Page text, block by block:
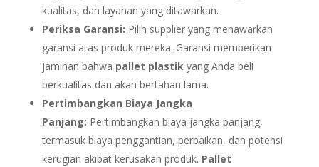
kualitas, dan layanan yang ditawarkan.
Periksa Garansi: Pilih supplier yang menawarkan
garansi atas produk mereka. Garansi memberikan
jaminan bahwa pallet plastikyang Anda beli
berkualitas dan akan bertahan lama.
Pertimbangkan Biaya Jangka
Panjang: Pertimbangkan biaya jangka panjang,
termasuk biaya penggantian, perbaikan, dan potensi
kerugian akibat kerusakan produk. Pallet